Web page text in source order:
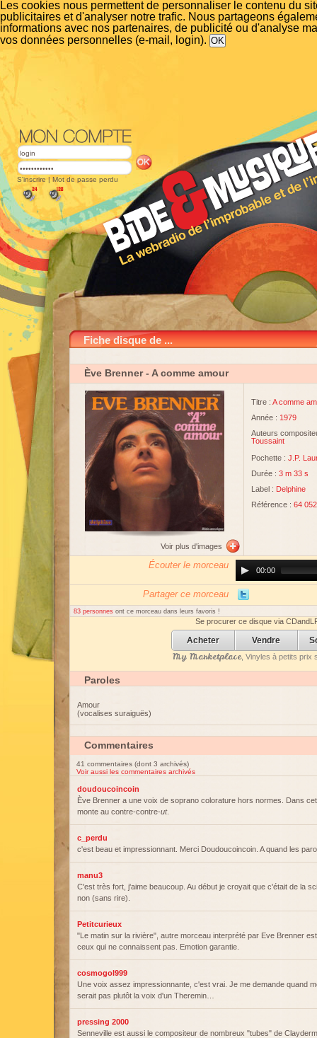
Les cookies nous permettent de personnaliser le contenu du
publicitaires et d'analyser notre trafic. Nous partageons
informations avec nos partenaires, de publicité ou d'analyse
vos données personnelles (e-mail, login).
S'inscrire | Mot de passe perdu
Fiche disque de ...
Ève Brenner- A comme amour
Voir plus d'images
Titre : A comme
Année : 1979
Auteurs
Toussaint
Pochette : J.P.
Durée : 3 m 33 s
Label : Delphine
Référence : 64 052
Écouter le morceau
Player00:00
Partager ce morceau
83 personnes ont ce morceau dans leurs favoris !
Se procurer ce disque via
Acheter Vendre
My Marketplace, Vinyles à petits prix
Paroles
Amour
(vocalises suraiguës)
Commentaires
41 commentaires (dont 3 archivés)
Voir aussi les commentaires archivés
doudoucoincoin
Ève Brenner a une voix de soprano colorature hors normes. Dans
monte au contre-contre-ut.
c_perdu
c'est beau et impressionnant. Merci Doudoucoincoin. A quand les
manu3
C'est très fort, j'aime beaucoup. Au début je croyait que c'était de la
non (sans rire).
Petitcurieux
"Le matin sur la rivière", autre morceau interprété par Eve Brenner
ceux qui ne connaissent pas. Emotion garantie.
cosmogol999
Une voix assez impressionnante, c'est vrai. Je me demande quand
serait pas plutôt la voix d'un Theremin…
pressing 2000
Senneville est aussi le compositeur de nombreux "tubes" de